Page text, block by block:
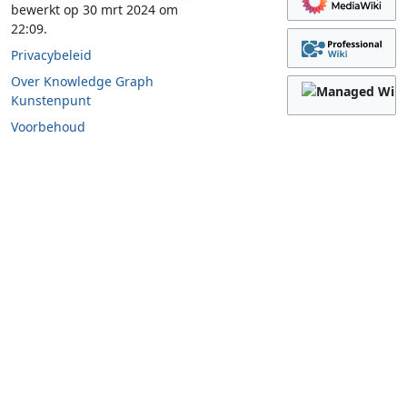
bewerkt op 30 mrt 2024 om
22:09.
Privacybeleid
Over Knowledge Graph
Kunstenpunt
Voorbehoud